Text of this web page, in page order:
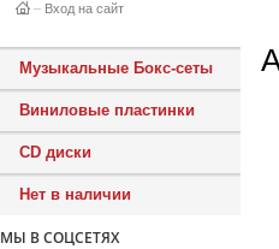
– Вход на сайт
Музыкальные Бокс-сеты
Виниловые пластинки
CD диски
Нет в наличии
МЫ В СОЦСЕТЯХ